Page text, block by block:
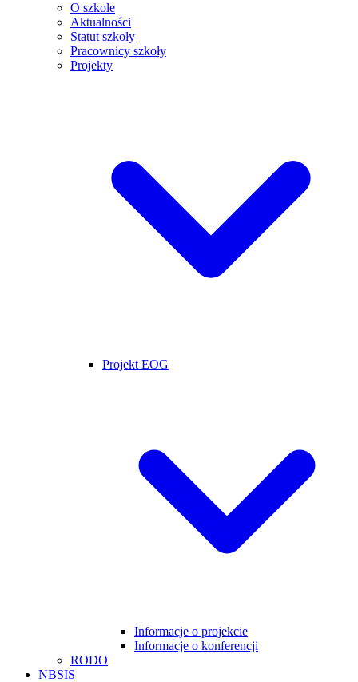
O szkole
Aktualności
Statut szkoły
Pracownicy szkoły
Projekty
Projekt EOG
Informacje o projekcie
Informacje o konferencji
RODO
NBSIS